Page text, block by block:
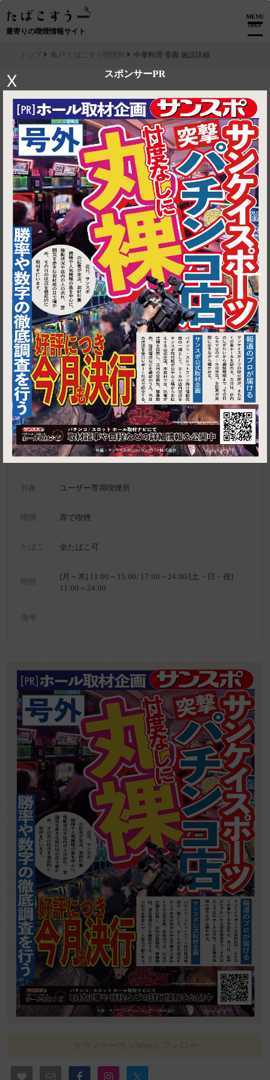
最寄りの喫煙情報サイト
MENU
OPEN
スポンサーPR
X
1
トップ 亀戸 たばこすう喫煙所 中華料理 香園 施設詳細
▶ ルートを見る
亀戸 たばこすう喫煙所│中華料理 香園
東京都江東区亀戸6-62-8
施設名 中華料理 香園
電話
種別 ユーザー専用喫煙所、喫煙可能施設
対象 ユーザー専用喫煙所
喫煙 席で喫煙
たばこ 全たばこ可
時間
[月～木] 11:00～15:00/ 17:00～24:00/[土・日・祝]
11:00～24:00
備考